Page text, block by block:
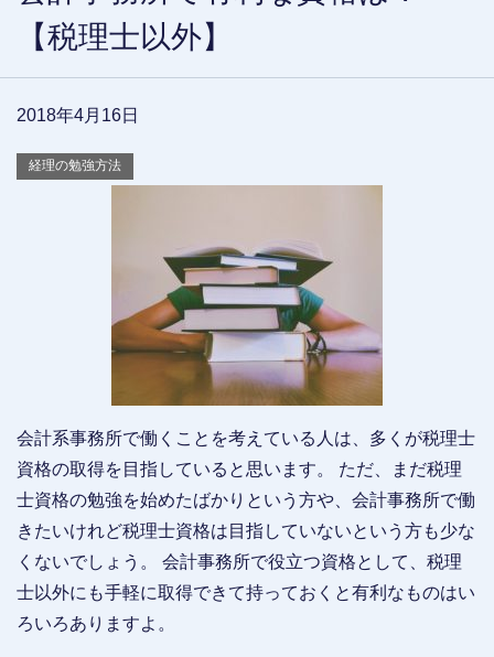
【税理士以外】
2018年4月16日
経理の勉強方法
会計系事務所で働くことを考えている人は、多くが税理士
資格の取得を目指していると思います。 ただ、まだ税理
士資格の勉強を始めたばかりという方や、会計事務所で働
きたいけれど税理士資格は目指していないという方も少な
くないでしょう。 会計事務所で役立つ資格として、税理
士以外にも手軽に取得できて持っておくと有利なものはい
ろいろありますよ。